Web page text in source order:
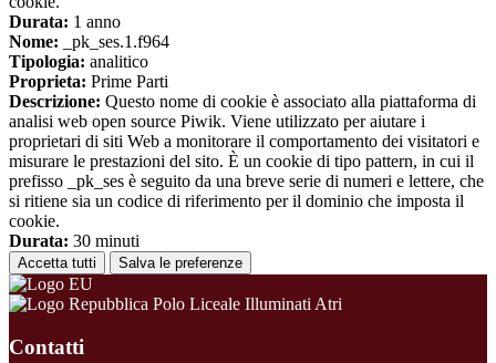
Durata: 1 anno
Nome: _pk_ses.1.f964
Tipologia: analitico
Proprieta: Prime Parti
Descrizione: Questo nome di cookie è associato alla piattaforma di
analisi web open source Piwik. Viene utilizzato per aiutare i
proprietari di siti Web a monitorare il comportamento dei visitatori e
misurare le prestazioni del sito. È un cookie di tipo pattern, in cui il
prefisso _pk_ses è seguito da una breve serie di numeri e lettere, che
si ritiene sia un codice di riferimento per il dominio che imposta il
cookie.
Durata: 30 minuti
Accetta tutti Salva le preferenze
Polo Liceale Illuminati Atri
Contatti